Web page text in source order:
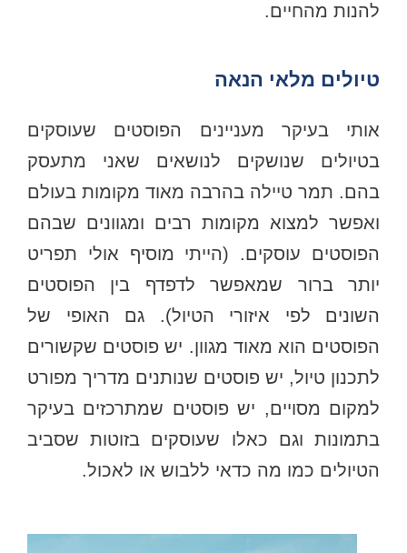
להנות מהחיים.
טיולים מלאי הנאה
אותי בעיקר מעניינים הפוסטים שעוסקים
בטיולים שנושקים לנושאים שאני מתעסק
בהם. תמר טיילה בהרבה מאוד מקומות בעולם
ואפשר למצוא מקומות רבים ומגוונים שבהם
הפוסטים עוסקים. (הייתי מוסיף אולי תפריט
יותר ברור שמאפשר לדפדף בין הפוסטים
השונים לפי איזורי הטיול). גם האופי של
הפוסטים הוא מאוד מגוון. יש פוסטים שקשורים
לתכנון טיול, יש פוסטים שנותנים מדריך מפורט
למקום מסויים, יש פוסטים שמתרכזים בעיקר
בתמונות וגם כאלו שעוסקים בזוטות שסביב
הטיולים כמו מה כדאי ללבוש או לאכול.